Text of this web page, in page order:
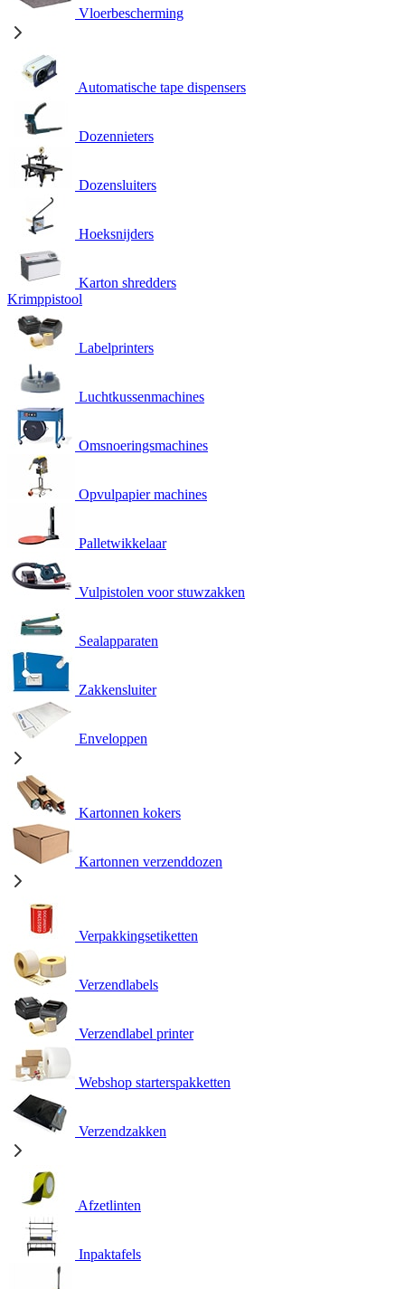
Vloerbescherming
Automatische tape dispensers
Dozennieters
Dozensluiters
Hoeksnijders
Karton shredders
Krimppistool
Labelprinters
Luchtkussenmachines
Omsnoeringsmachines
Opvulpapier machines
Palletwikkelaar
Vulpistolen voor stuwzakken
Sealapparaten
Zakkensluiter
Enveloppen
Kartonnen kokers
Kartonnen verzenddozen
Verpakkingsetiketten
Verzendlabels
Verzendlabel printer
Webshop starterspakketten
Verzendzakken
Afzetlinten
Inpaktafels